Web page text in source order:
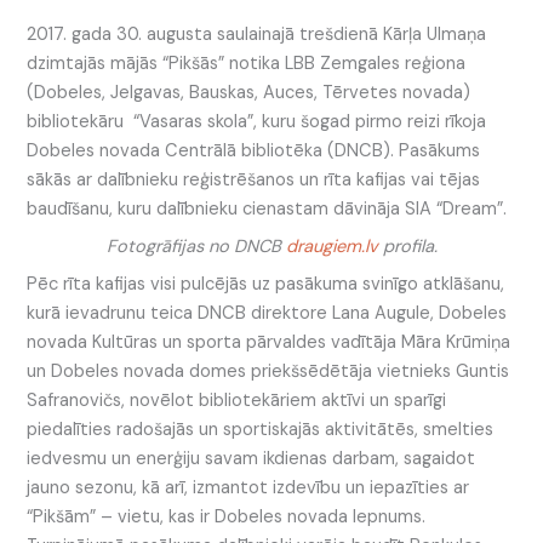
2017. gada 30. augusta saulainajā trešdienā Kārļa Ulmaņa
dzimtajās mājās “Pikšās” notika LBB Zemgales reģiona
(Dobeles, Jelgavas, Bauskas, Auces, Tērvetes novada)
bibliotekāru “Vasaras skola”, kuru šogad pirmo reizi rīkoja
Dobeles novada Centrālā bibliotēka (DNCB). Pasākums
sākās ar dalībnieku reģistrēšanos un rīta kafijas vai tējas
baudīšanu, kuru dalībnieku cienastam dāvināja SIA “Dream”.
Fotogrāfijas no DNCB draugiem.lvprofila.
Pēc rīta kafijas visi pulcējās uz pasākuma svinīgo atklāšanu,
kurā ievadrunu teica DNCB direktore Lana Augule, Dobeles
novada Kultūras un sporta pārvaldes vadītāja Māra Krūmiņa
un Dobeles novada domes priekšsēdētāja vietnieks Guntis
Safranovičs, novēlot bibliotekāriem aktīvi un sparīgi
piedalīties radošajās un sportiskajās aktivitātēs, smelties
iedvesmu un enerģiju savam ikdienas darbam, sagaidot
jauno sezonu, kā arī, izmantot izdevību un iepazīties ar
“Pikšām” – vietu, kas ir Dobeles novada lepnums.